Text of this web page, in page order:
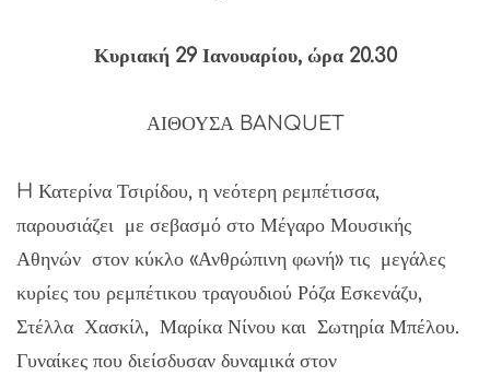
Κυριακή 29 Ιανουαρίου, ώρα 20.30
ΑΙΘΟΥΣΑ BANQUET
H Κατερίνα Τσιρίδου, η νεότερη ρεμπέτισσα,
παρουσιάζει με σεβασμό στο Μέγαρο Μουσικής
Αθηνών στον κύκλο «Ανθρώπινη φωνή» τις μεγάλες
κυρίες του ρεμπέτικου τραγουδιού Ρόζα Εσκενάζυ,
Στέλλα Χασκίλ, Μαρίκα Νίνου και Σωτηρία Μπέλου.
Γυναίκες που διείσδυσαν δυναμικά στον